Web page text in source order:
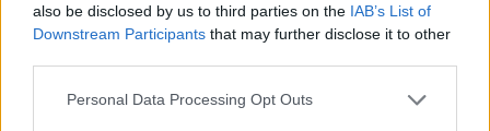
also be disclosed by us to third parties on the IAB’s List of
Downstream Participants that may further disclose it to other
Please note that this website/app uses one or more Google
Personal Data Processing Opt Outs